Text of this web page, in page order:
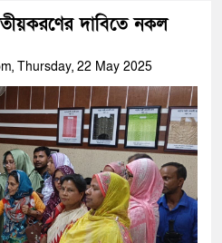
দাবিতে নকল
Thursday, 22 May 2025